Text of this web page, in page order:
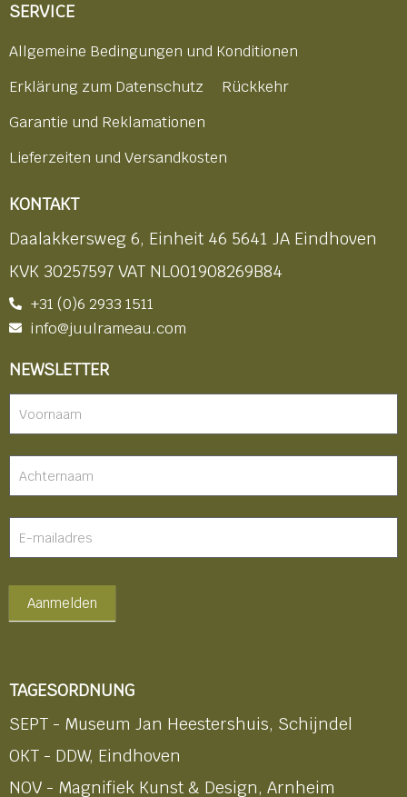
SERVICE
Allgemeine Bedingungen und Konditionen
Erklärung zum Datenschutz
Rückkehr
Garantie und Reklamationen
Lieferzeiten und Versandkosten
KONTAKT
Daalakkersweg 6, Einheit 46 5641 JA Eindhoven
KVK 30257597 VAT NL001908269B84
+31 (0)6 2933 1511
info@juulrameau.com
NEWSLETTER
footer
Aanmelden
TAGESORDNUNG
SEPT - Museum Jan Heestershuis, Schijndel
OKT - DDW, Eindhoven
NOV - Magnifiek Kunst & Design, Arnheim